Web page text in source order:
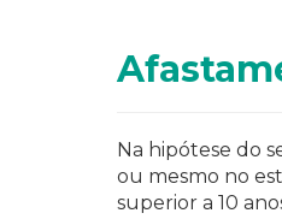
Na hipótese do
ou mesmo no
superior a 10